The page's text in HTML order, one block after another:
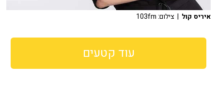
איריס קול | צילום: 103fm
עוד קטעים